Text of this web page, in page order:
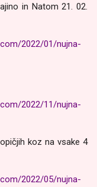
in Natom 21. 02.
2022/01/nujna-
2022/11/nujna-
koz na vsake 4
2022/05/nujna-